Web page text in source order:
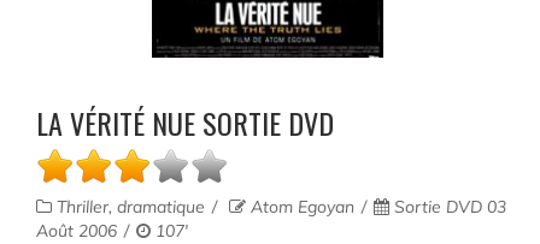
LA VÉRITÉ NUE SORTIE DVD
Thriller, dramatique Atom Egoyan
Sortie DVD 03
Août 2006
107'